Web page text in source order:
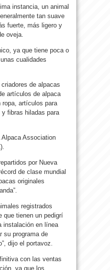
instancia, un animal
tan suave
fuerte, más ligero y
oveja.
ya que tiene poca o
cualidades
de alpacas
artículos de alpaca
ropa, artículos para
fibras hiladas para
Association
por Nueva
de clase mundial
originales
registrados
que tienen un pedigrí
instalación en línea
su programa de
dijo el portavoz.
con las ventas
ya que los